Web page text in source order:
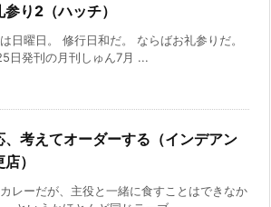
参り2（ハッチ）
日曜日。 修行日和だ。 ならばお礼参りだ。
日発刊の月刊しゅん7月 ...
、考えてオーダーする（インデアン
）
レーだが、主役と一緒に食すことはできなか